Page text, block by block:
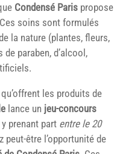
Condensé Paris propose
soins sont formulés
la nature (plantes, fleurs,
paraben, d’alcool,
les produits de
lance un jeu-concours
prenant part entre le 20
peut-être l’opportunité de